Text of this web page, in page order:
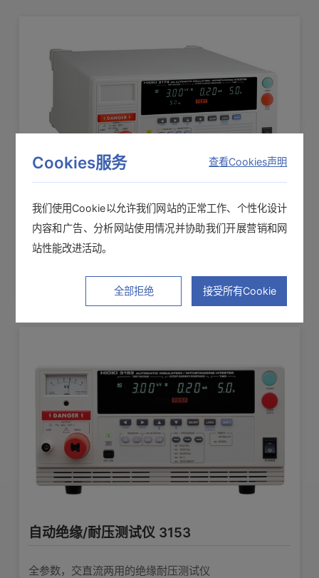
AC自动绝缘耐压测试仪 3174
自动绝缘/耐压测试仪 3153
全参数，交直流两用的绝缘耐压测试仪
Cookies服务 查看Cookies声明
我们使用Cookie以允许我们网站的正常工作、个性化设计
内容和广告、分析网站使用情况并协助我们开展营销和网
站性能改进活动。
全部拒绝 接受所有Cookie